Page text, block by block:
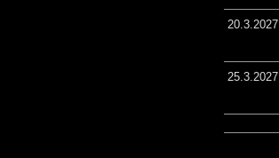
20.3.2027
25.3.2027